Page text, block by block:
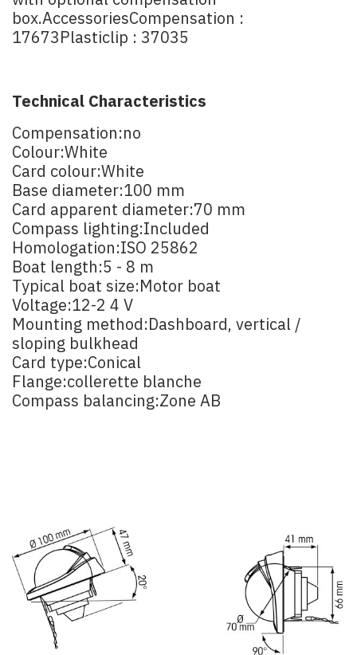
box.AccessoriesCompensation :
17673Plasticlip : 37035
Technical Characteristics
Compensation:no
Colour:White
Card colour:White
Base diameter:100 mm
Card apparent diameter:70 mm
Compass lighting:Included
Homologation:ISO 25862
Boat length:5 - 8 m
Typical boat size:Motor boat
Voltage:12-2 4 V
Mounting method:Dashboard, vertical /
sloping bulkhead
Card type:Conical
Flange:collerette blanche
Compass balancing:Zone AB